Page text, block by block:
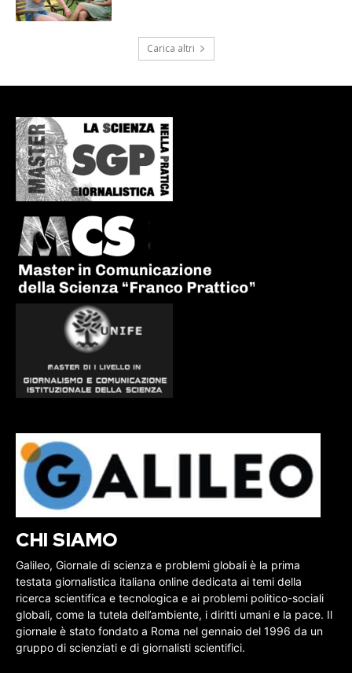
Carica altri
CHI SIAMO
Galileo, Giornale di scienza e problemi globali è la prima
testata giornalistica italiana online dedicata ai temi della
ricerca scientifica e tecnologica e ai problemi politico-sociali
globali, come la tutela dell’ambiente, i diritti umani e la pace. Il
giornale è stato fondato a Roma nel gennaio del 1996 da un
gruppo di scienziati e di giornalisti scientifici.